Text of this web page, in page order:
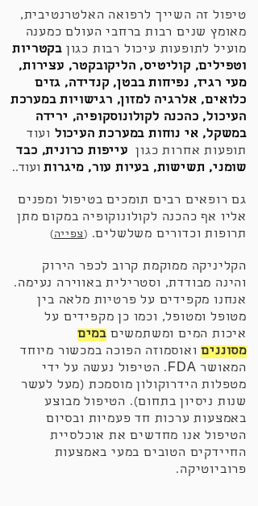
טיפול זה השייך לרפואה האלטרנטיבית,
מאומץ שנים רבות ברחבי העולם כמענה
מועיל לתופעות עיכול רבות כגוןבקטריות
וטפילים, קוליטיס, הליקובקטר, עצירות,
מעי רגיז, נפיחות בבטן, קנדידה, גזים
כלואים, אלרגיה למזון, רגישויות במערכת
העיכול, כהכנה לקולונוסקופיה, ירידה
במשקל, אי נוחות במערכת העיכול ועוד
תופעות אחרות כגון עייפות כרונית, כבד
שומני, תשישות, בעיות עור, מיגרות ועוד..
גם רופאים רבים תומכים בטיפול ומפנים
אליו אף כהכנה לקולונוקופיה במקום מתן
תרופות וכדורים משלשלים. (צפייה)
הקליניקה ממוקמת קרוב לכפר הירוק
והינה מבודדת, וסטרילית באווירה נעימה.
אנחנו מקפידים על פרטיות מלאה בין
מטופל ומטופל, וכמו כן מקפידים על
איכות המים ומשתמשיםבמים
מסונניםואוסמוזה הפוכה במכשור מיוחד
המאושר FDA. הטיפול נעשה על ידי
מטפלות הידרוקולון מוסמכת (מעל לעשר
שנות ניסיון בתחום). הטיפול מבוצע
באמצעות ערכות חד פעמיות ובסיום
הטיפול אנו מחדשים את אוכלסיית
החיידקים הטובים במעי באמצעות
פרוביוטיקה.